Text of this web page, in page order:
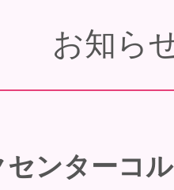
お知ら
センターコ